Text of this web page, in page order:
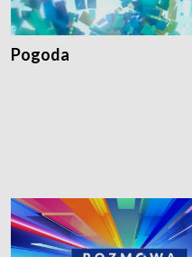
Pogoda